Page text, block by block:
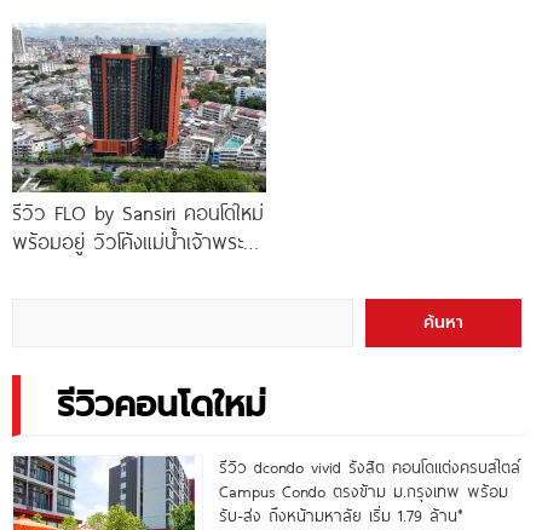
รีวิว FLO by Sansiri คอนโดใหม่
พร้อมอยู่ วิวโค้งแม่น้ำเจ้าพระยา
ค้นหา
รีวิวคอนโดใหม่
รีวิว dcondo vivid รังสิต คอนโดแต่งครบสไตล์
Campus Condo ตรงข้าม ม.กรุงเทพ พร้อม
รับ-ส่ง ถึงหน้ามหาลัย เริ่ม 1.79 ล้าน*